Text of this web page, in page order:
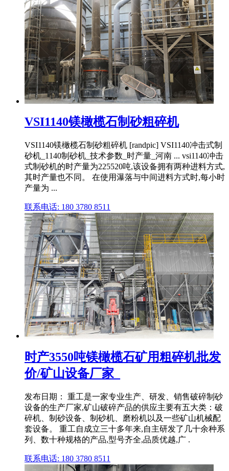
VSI1140镁橄榄石制砂粗碎机
VSI1140镁橄榄石制砂粗碎机 [randpic] VSI1140冲击式制
砂机_1140制砂机_技术参数_时产量_河南 ... vsi1140冲击
式制砂机的时产量为225520吨,该设备拥有两种进料方式,
其时产量也不同。 在使用瀑落与中间进料方式时,每小时
产量为 ...
联系电话: 180 3780 8511
时产3550吨镁橄榄石矿用粗碎机批发
价/矿山设备厂家_
发布日期： 重工是一家专业生产、研发、销售破碎制砂
设备的生产厂家,矿山破碎产品的供应主要有五大类：破
碎机、制砂设备、制砂机、磨粉机以及一些矿山机械配
套设备。 重工自成立三十多年来,自主研发了几十余种系
列、数十种规格的产品,型号齐全,品质优越,广 .
联系电话: 180 3780 8511